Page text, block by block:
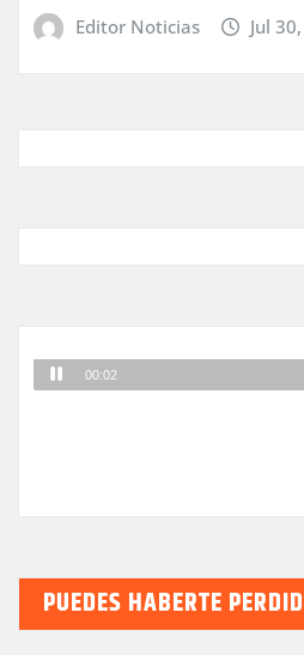
Editor Noticias Jul
PUEDES HABERTE